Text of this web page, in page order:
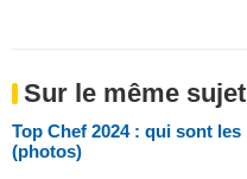
Sur le même sujet
Top Chef 2024 : qui sont
(photos)